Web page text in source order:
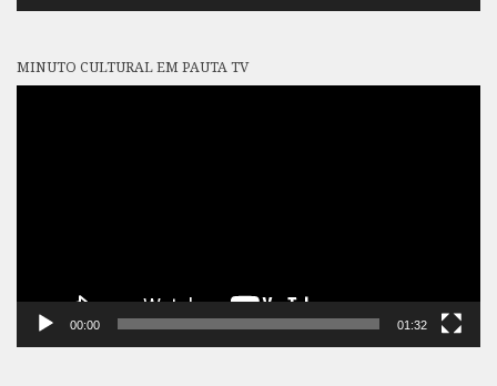
MINUTO CULTURAL EM PAUTA TV
00:00 01:32